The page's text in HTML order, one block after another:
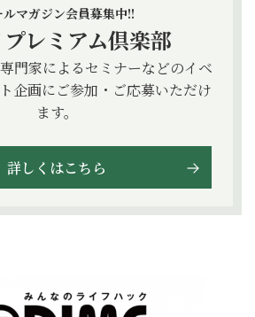
ルマガジン会員募集中!!
レミアム倶楽部
門家によるセミナーなどのイベ
企画にご参加・ご応募いただけ
ます。
詳しくはこちら